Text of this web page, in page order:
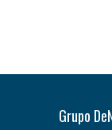
Grupo